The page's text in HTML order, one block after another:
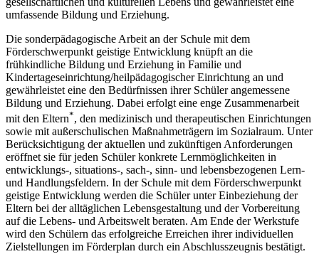
umfassende Bildung und Erziehung.
Die sonderpädagogische Arbeit an der Schule mit dem
Förderschwerpunkt geistige Entwicklung knüpft an die
frühkindliche Bildung und Erziehung in Familie und
Kindertageseinrichtung/heilpädagogischer Einrichtung an und
gewährleistet eine den Bedürfnissen ihrer Schüler angemessene
Bildung und Erziehung. Dabei erfolgt eine enge Zusammenarbeit
mit den Eltern*, den medizinisch und therapeutischen Einrichtungen
sowie mit außerschulischen Maßnahmeträgern im Sozialraum. Unter
Berücksichtigung der aktuellen und zukünftigen Anforderungen
eröffnet sie für jeden Schüler konkrete Lernmöglichkeiten in
entwicklungs-, situations-, sach-, sinn- und lebensbezogenen Lern-
und Handlungsfeldern. In der Schule mit dem Förderschwerpunkt
geistige Entwicklung werden die Schüler unter Einbeziehung der
Eltern bei der alltäglichen Lebensgestaltung und der Vorbereitung
auf die Lebens- und Arbeitswelt beraten. Am Ende der Werkstufe
wird den Schülern das erfolgreiche Erreichen ihrer individuellen
Zielstellungen im Förderplan durch ein Abschlusszeugnis bestätigt.